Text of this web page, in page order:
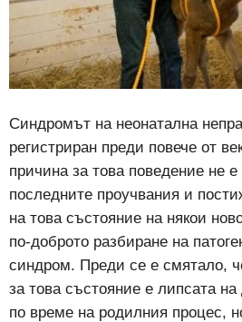
Синдромът на неонатална
регистриран преди повече от
причина за това поведение не е
последните проучвания и
на това състояние на някои
по-доброто разбиране на
синдром. Преди се е смятало,
за това състояние е липсата
по време на родилния процес,